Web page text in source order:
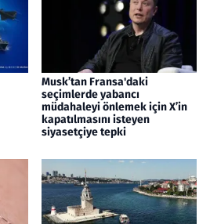
Musk’tan Fransa'daki
seçimlerde yabancı
müdahaleyi önlemek için X’in
kapatılmasını isteyen
siyasetçiye tepki